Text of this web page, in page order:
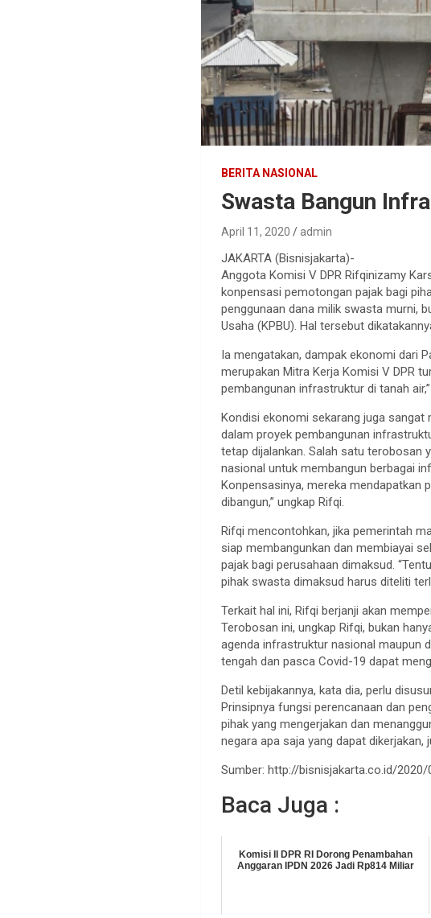
BERITA NASIONAL
Swasta Bangun
April 11, 2020 admin
JAKARTA (Bisnisjakarta)-
Anggota Komisi V DPR Rifqinizamy
konpensasi pemotongan pajak bagi
penggunaan dana milik swasta murni,
Usaha (KPBU). Hal tersebut
Ia mengatakan, dampak ekonomi dari
merupakan Mitra Kerja Komisi V DPR
pembangunan infrastruktur di tanah
Kondisi ekonomi sekarang juga
dalam proyek pembangunan
tetap dijalankan. Salah satu terobosan
nasional untuk membangun berbagai
Konpensasinya, mereka mendapatkan
dibangun,” ungkap Rifqi.
Rifqi mencontohkan, jika pemerintah
siap membangunkan dan membiayai
pajak bagi perusahaan dimaksud.
pihak swasta dimaksud harus diteliti
Terkait hal ini, Rifqi berjanji akan
Terobosan ini, ungkap Rifqi, bukan
agenda infrastruktur nasional maupun
tengah dan pasca Covid-19 dapat
Detil kebijakannya, kata dia, perlu
Prinsipnya fungsi perencanaan dan
pihak yang mengerjakan dan
negara apa saja yang dapat dikerjakan,
Sumber: http://bisnisjakarta.co.id/
Baca Juga :
Komisi II DPR RI Dorong Penambahan
Anggaran IPDN 2026 Jadi Rp814 Miliar